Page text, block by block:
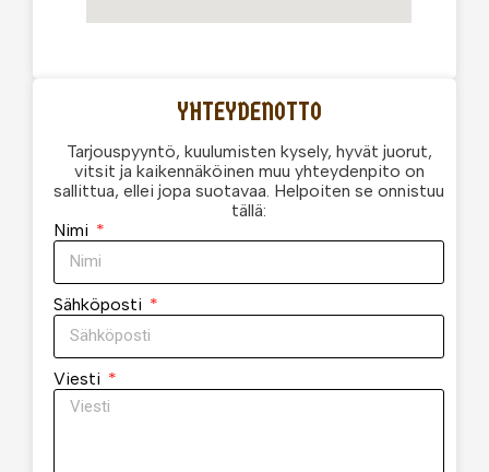
YHTEYDENOTTO
Tarjouspyyntö, kuulumisten kysely, hyvät juorut,
vitsit ja kaikennäköinen muu yhteydenpito on
sallittua, ellei jopa suotavaa. Helpoiten se onnistuu
tällä:
Nimi
Sähköposti
Viesti